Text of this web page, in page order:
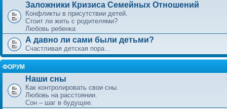
Заложники Кризиса Семейных Отношений
Конфликты в присутствии детей.
Стоит ли жить с родителями?
Любовь ребенка
А давно ли сами были детьми?
Счастливая детская пора...
ФОРУМ
Наши сны
Как контролировать свои сны.
Любовь на расстоянии.
Сон – шаг в будущее.